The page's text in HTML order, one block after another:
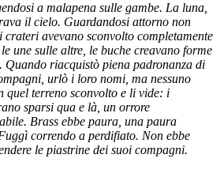
a malapena sulle gambe. La luna,
il cielo. Guardandosi attorno non
avevano sconvolto completamente
une sulle altre, le buche creavano forme
riacquistò piena padronanza di
urlò i loro nomi, ma nessuno
quel terreno sconvolto e li vide: i
sparsi qua e là, un orrore
Brass ebbe paura, una paura
correndo a perdifiato. Non ebbe
le piastrine dei suoi compagni.